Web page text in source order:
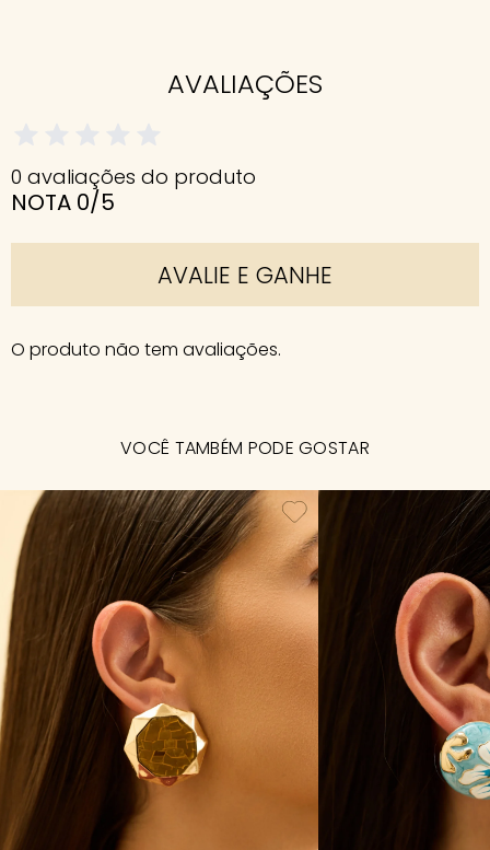
AVALIAÇÕES
0 avaliações do produto
NOTA 0/5
AVALIE E GANHE
O produto não tem avaliações.
VOCÊ TAMBÉM PODE GOSTAR